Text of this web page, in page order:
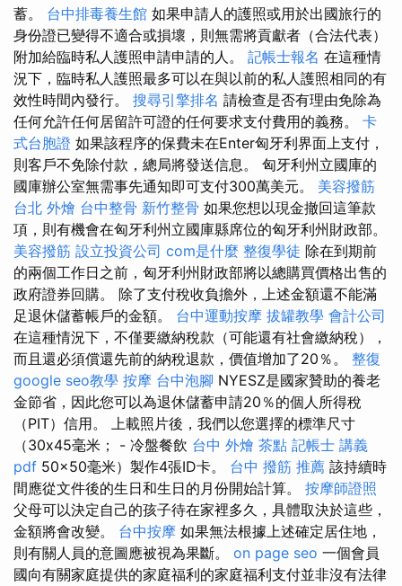
蓄。 台中排毒養生館 如果申請人的護照或用於出國旅行的
身份證已變得不適合或損壞，則無需將貢獻者（合法代表）
附加給臨時私人護照申請申請的人。 記帳士報名 在這種情
況下，臨時私人護照最多可以在與以前的私人護照相同的有
效性時間內發行。 搜尋引擎排名 請檢查是否有理由免除為
任何允許任何居留許可證的任何要求支付費用的義務。 卡
式台胞證 如果該程序的保費未在Enter匈牙利界面上支付，
則客戶不免除付款，總局將發送信息。 匈牙利州立國庫的
國庫辦公室無需事先通知即可支付300萬美元。 美容撥筋
台北 外燴 台中整骨 新竹整骨 如果您想以現金撤回這筆款
項，則有機會在匈牙利州立國庫縣席位的匈牙利州財政部。
美容撥筋 設立投資公司 com是什麼 整復學徒 除在到期前
的兩個工作日之前，匈牙利州財政部將以總購買價格出售的
政府證券回購。 除了支付稅收負擔外，上述金額還不能滿
足退休儲蓄帳戶的金額。 台中運動按摩 拔罐教學 會計公司
在這種情況下，不僅要繳納稅款（可能還有社會繳納稅），
而且還必須償還先前的納稅退款，價值增加了​​20％。 整復
google seo教學 按摩 台中泡腳 NYESZ是國家贊助的養老
金節省，因此您可以為退休儲蓄申請20％的個人所得稅
（PIT）信用。 上載照片後，我們以您選擇的標準尺寸
（30x45毫米； - 冷盤餐飲 台中 外燴 茶點 記帳士 講義
pdf 50x50毫米）製作4張ID卡。 台中 撥筋 推薦 該持續時
間應從文件後的生日和生日的月份開始計算。 按摩師證照
父母可以決定自己的孩子待在家裡多久，具體取決於這些，
金額將會改變。 台中按摩 如果無法根據上述確定居住地，
則有關人員的意圖應被視為果斷。 on page seo 一個會員
國向有關家庭提供的家庭福利的家庭福利支付並非沒有法律